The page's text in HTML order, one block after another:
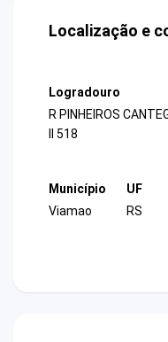
Localização e
Logradouro
R PINHEIROS
II 518
Município
Viamao
UF
RS